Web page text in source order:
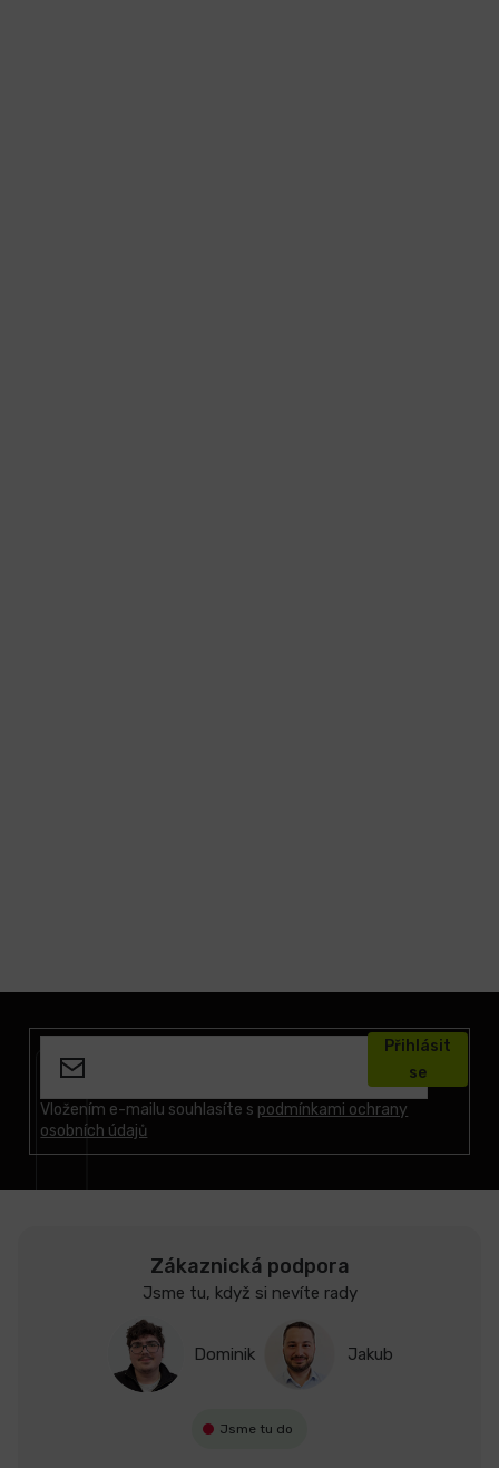
Vložením e-mailu souhlasíte s podmínkami ochrany
osobních údajů
Přihlásit
se
Zákaznická podpora
Jsme tu, když si nevíte rady
Dominik Jakub
Jsme tu do